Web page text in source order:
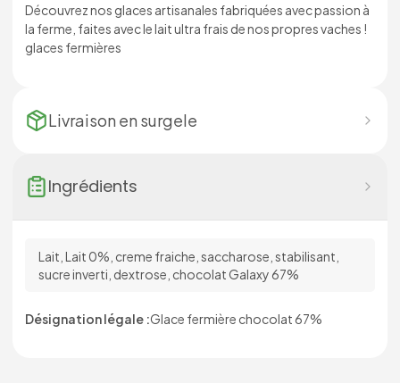
Découvrez nos glaces artisanales fabriquées avec passion à
la ferme, faites avec le lait ultra frais de nos propres vaches !
glaces fermières
Livraison en surgele
Ingrédients
Lait, Lait 0%, creme fraiche, saccharose, stabilisant,
sucre inverti, dextrose, chocolat Galaxy 67%
Désignation légale :Glace fermière chocolat 67%